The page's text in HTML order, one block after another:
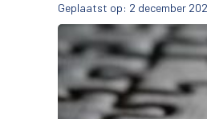
Geplaatst op: 2 december